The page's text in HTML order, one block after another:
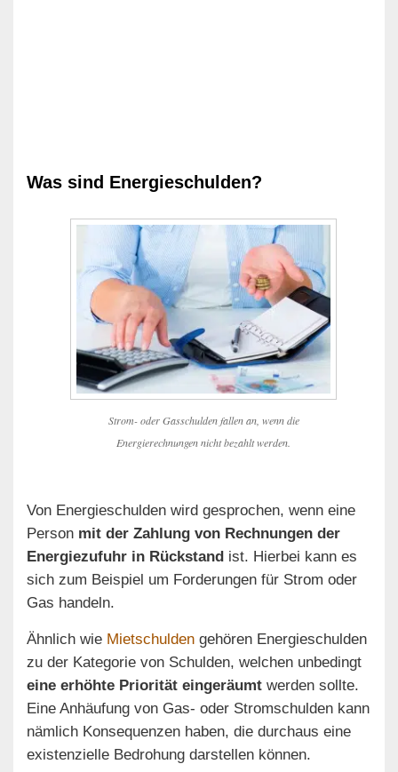
Was sind Energieschulden?
Strom- oder Gasschulden fallen an, wenn die
Energierechnungen nicht bezahlt werden.
Von Energieschulden wird gesprochen, wenn eine
Person mit der Zahlung von Rechnungen der
Energiezufuhr in Rückstand ist. Hierbei kann es
sich zum Beispiel um Forderungen für Strom oder
Gas handeln.
Ähnlich wie Mietschulden gehören Energieschulden
zu der Kategorie von Schulden, welchen unbedingt
eine erhöhte Priorität eingeräumt werden sollte.
Eine Anhäufung von Gas- oder Stromschulden kann
nämlich Konsequenzen haben, die durchaus eine
existenzielle Bedrohung darstellen können.